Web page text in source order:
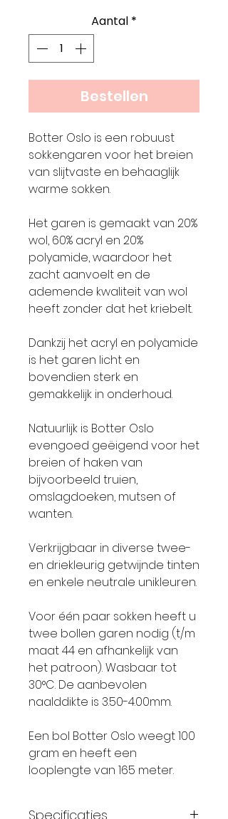
Aantal *
Bestellen
Botter Oslo is een robuust
sokkengaren voor het breien
van slijtvaste en behaaglijk
warme sokken.
Het garen is gemaakt van 20%
wol, 60% acryl en 20%
polyamide, waardoor het
zacht aanvoelt en de
ademende kwaliteit van wol
heeft zonder dat het kriebelt.
Dankzij het acryl en polyamide
is het garen licht en
bovendien sterk en
gemakkelijk in onderhoud.
Natuurlijk is Botter Oslo
evengoed geëigend voor het
breien of haken van
bijvoorbeeld truien,
omslagdoeken, mutsen of
wanten.
Verkrijgbaar in diverse twee-
en driekleurig getwijnde tinten
en enkele neutrale unikleuren.
Voor één paar sokken heeft u
twee bollen garen nodig (t/m
maat 44 en afhankelijk van
het patroon). Wasbaar tot
30°C. De aanbevolen
naalddikte is 3.50-4.00mm.
Een bol Botter Oslo weegt 100
gram en heeft een
looplengte van 165 meter.
Specificaties